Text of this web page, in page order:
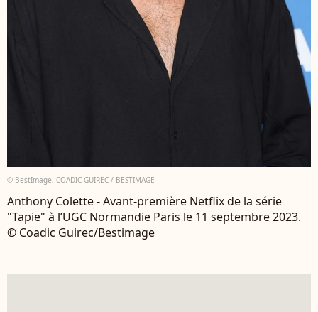
© BestImage, COADIC GUIREC / BESTIMAGE
Anthony Colette - Avant-première Netflix de la série
"Tapie" à l’UGC Normandie Paris le 11 septembre 2023.
© Coadic Guirec/Bestimage